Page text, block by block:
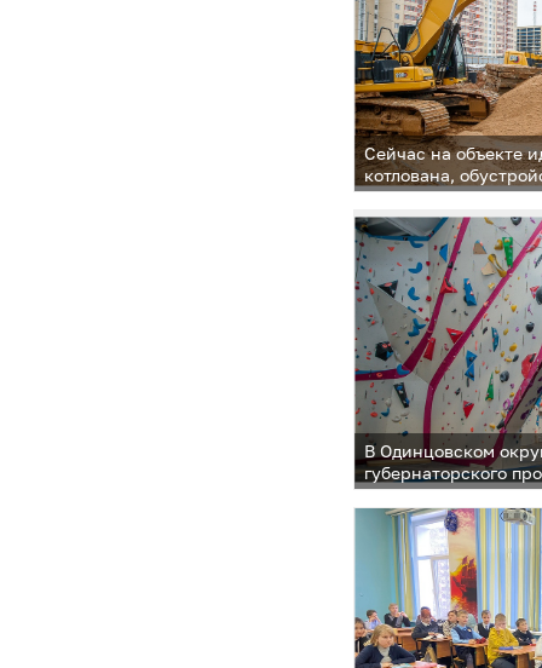
Сейчас на объекте
котлована,
наружных сетей
и водоотведения
В Одинцовском
губернаторского
долголетие»